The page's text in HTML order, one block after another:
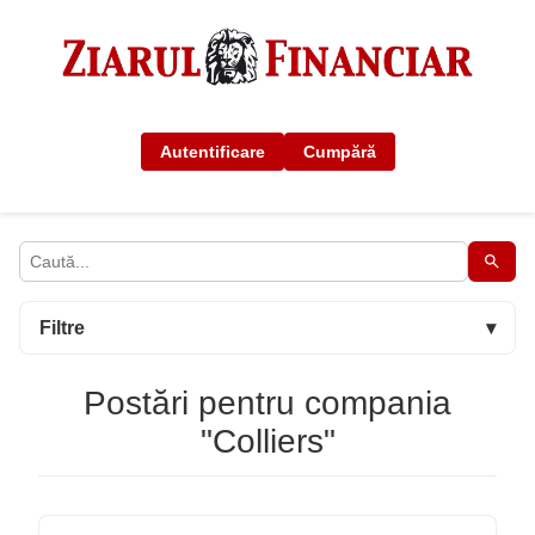
Autentificare Cumpără
Filtre ▾
Postări pentru compania
"Colliers"